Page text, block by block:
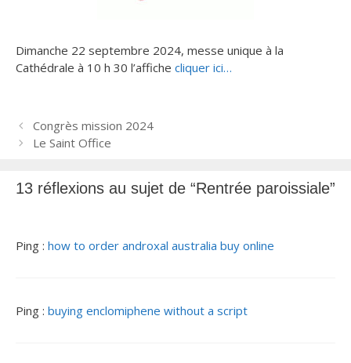
Dimanche 22 septembre 2024, messe unique à la
Cathédrale à 10 h 30 l’affiche cliquer ici…
N
a
g
i
e
Congrès mission 2024
Le Saint Office
13 réflexions au sujet de “Rentrée paroissiale”
Ping : how to order androxal australia buy online
Ping : buying enclomiphene without a script